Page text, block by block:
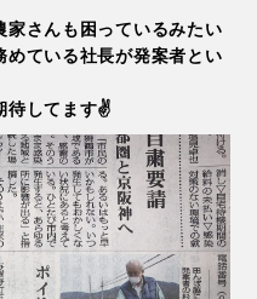
家さんも困っているみたい
めている社長が発案者とい
待してます✌